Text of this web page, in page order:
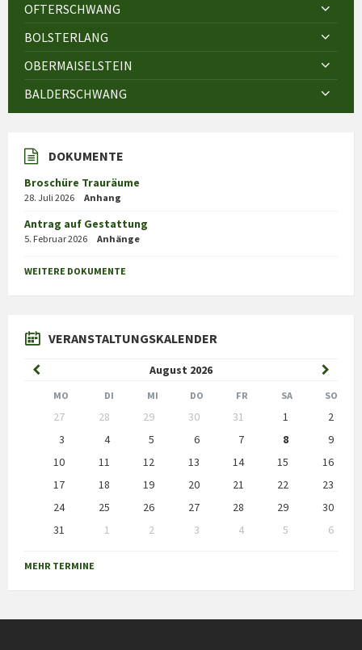
OFTERSCHWANG
BOLSTERLANG
OBERMAISELSTEIN
BALDERSCHWANG
DOKUMENTE
Broschüre Trauräume
28. Juli 2026 Anhang
Antrag auf Gestattung
5. Februar 2026 Anhänge
WEITERE DOKUMENTE
VERANSTALTUNGSKALENDER
August 2026
Previous
Month
Month
MO DI MI DO FR SA SO
calendar
27 28 29 30 31 1
2
3
4 5 6 7 8
9
10
11 12 13 14 15
16
17
18 19 20 21 22
23
24
25 26 27 28 29
30
31
1 2 3 4 5
6
to
calendar
MEHR TERMINE